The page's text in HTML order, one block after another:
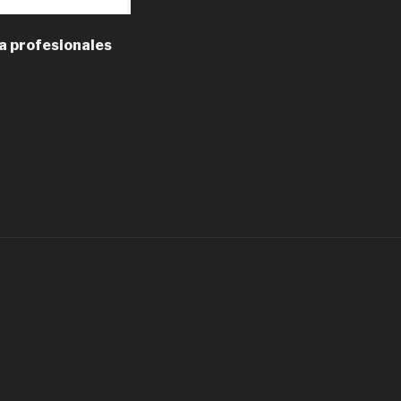
profesionales